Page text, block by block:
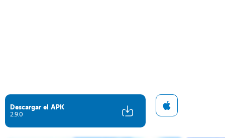
Descargar el APK
2.9.0